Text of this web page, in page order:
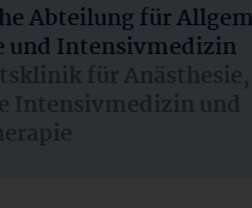
Abteilung für
und Intensivmedizin
für Anästhesie,
Intensivmedizin und